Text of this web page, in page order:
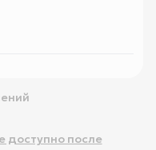
доступно после